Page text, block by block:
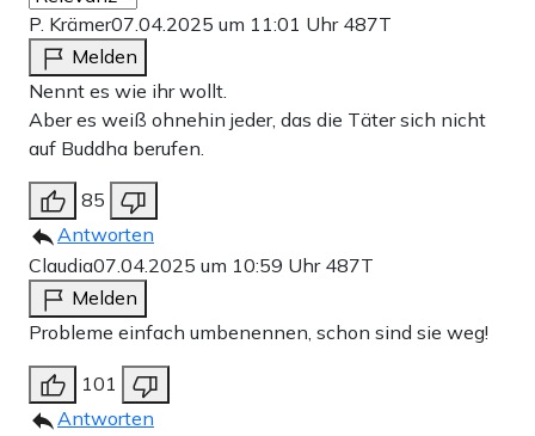
P. Krämer07.04.2025 um 11:01 Uhr 487T
Melden
Nennt es wie ihr wollt.
Aber es weiß ohnehin jeder, das die Täter sich nicht
auf Buddha berufen.
85
Antworten
Claudia07.04.2025 um 10:59 Uhr 487T
Melden
Probleme einfach umbenennen, schon sind sie weg!
101
Antworten